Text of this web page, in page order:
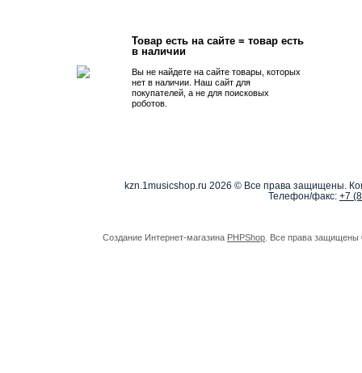
Товар есть на сайте = товар есть
в наличии
Вы не найдете на сайте товары, которых
нет в наличии. Наш сайт для
покупателей, а не для поисковых
роботов.
kzn.1musicshop.ru 2026 © Все права защищены.
Телефон/факс: +7
Создание Интернет-магазина PHPShop . Все права защищены